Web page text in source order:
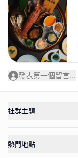
發表第一個留言...
社群主題
熱門地點